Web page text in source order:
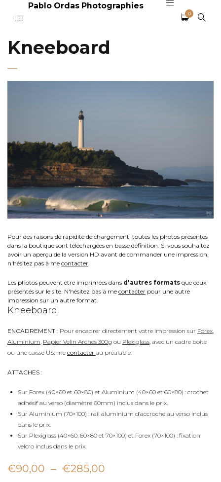
Pablo Ordas Photographies
0
Kneeboard
Pour des raisons de rapidité de chargement, toutes les photos présentes
dans la boutique sont téléchargées en basse définition. Si vous souhaitez
avoir un aperçu de la version HD avant de commander une impression,
n'hésitez pas à me contacter
Les photos peuvent être imprimées dans d'autres formats que ceux
présentés sur le site. N'hésitez pas à me contacter pour une autre
impression sur un autre format.
Kneeboard.
ENCADREMENT : Pour encadrer directement votre impression sur Forex
Aluminium Papier Velin Arches 300g ou Plexiglass , avec un cadre boite
ou une caisse US, me contacter au préalable.
ATTACHES :
Sur Forex (40×60 et 60×80) et Aluminium (40×60 et 60×80) : crochet
adhésif au verso (diamètre 60mm) inclus dans le prix.
Sur Aluminium (70×100) : rail aluminium d’accroche au verso inclus
dans le prix.
Sur Plexiglass (40×60, 60×80 et 70×100) et Forex (70×100) : fixation
velcro inclus dans le prix.
€90,00 – €285,00